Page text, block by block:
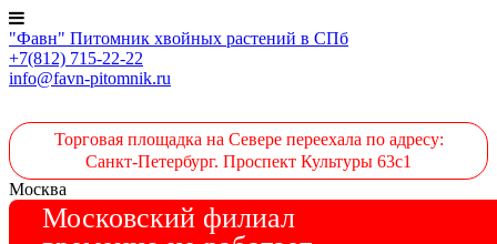
"Фавн" Питомник хвойных растений в СПб
+7(812) 715-22-22
info@favn-pitomnik.ru
Торговая площадка на Севере переехала по адресу:
Санкт-Петербург. Проспект Культуры 63с1
Москва
Московский филиал